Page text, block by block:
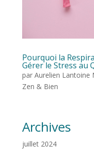
Pourquoi la
Gérer le Stress au
par Aurelien Lantoine
Zen & Bien
Archives
juillet 2024